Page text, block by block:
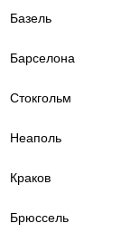
Базель
Барселона
Стокгольм
Неаполь
Краков
Брюссель